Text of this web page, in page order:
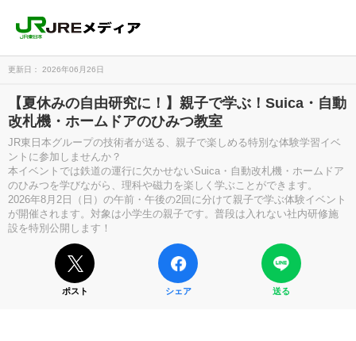
更新日： 2026年06月26日
【夏休みの自由研究に！】親子で学ぶ！Suica・自動
改札機・ホームドアのひみつ教室
JR東日本グループの技術者が送る、親子で楽しめる特別な体験学習イベ
ントに参加しませんか？
本イベントでは鉄道の運行に欠かせないSuica・自動改札機・ホームドア
のひみつを学びながら、理科や磁力を楽しく学ぶことができます。
2026年8月2日（日）の午前・午後の2回に分けて親子で学ぶ体験イベント
が開催されます。対象は小学生の親子です。普段は入れない社内研修施
設を特別公開します！
ポスト シェア 送る